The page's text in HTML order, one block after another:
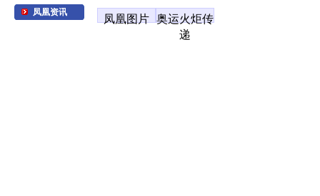
凤凰资讯
凤凰图片 奥运火炬传
递